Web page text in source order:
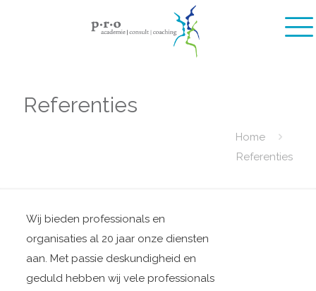
Referenties
Home
Referenties
Wij bieden professionals en
organisaties al 20 jaar onze diensten
aan. Met passie deskundigheid en
geduld hebben wij vele professionals